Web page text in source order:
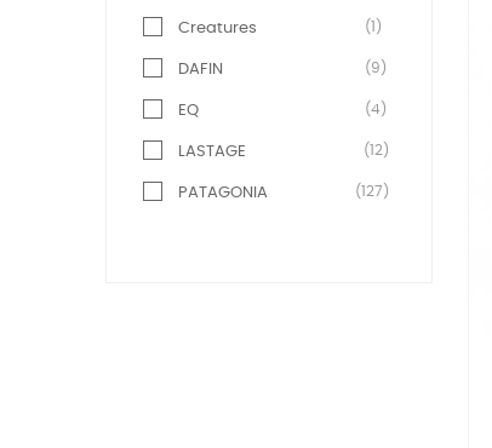
Creatures (1)
DAFIN (9)
EQ (4)
LASTAGE (12)
PATAGONIA (127)